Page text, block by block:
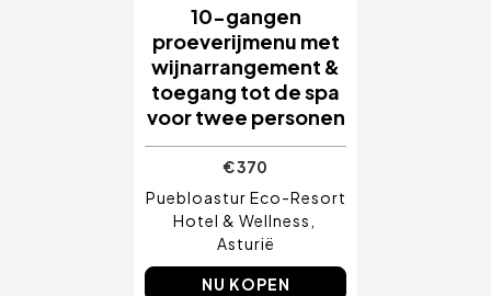
10-gangen
proeverijmenu met
wijnarrangement &
toegang tot de spa
voor twee personen
€ 370
Puebloastur Eco-Resort
Hotel & Wellness
Asturië
NU KOPEN